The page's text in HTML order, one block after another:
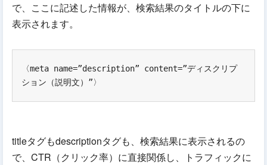
で、ここに記述した情報が、検索結果のタイトルの下に
表示されます。
〈meta name=”description” content=”ディスクリプ
ション（説明文）”〉
titleタグもdescriptionタグも、検索結果に表示されるの
で、CTR（クリック率）に直接関係し、トラフィックに